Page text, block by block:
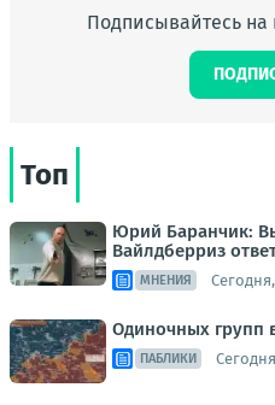
Подписывайтесь на
Топ
Юрий Баранчик:
Вайлдберриз
МНЕНИЯ
Одиночных групп
ПАБЛИКИ